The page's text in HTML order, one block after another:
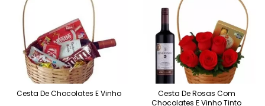
Cesta De Chocolates E Vinho
Cesta De Rosas Com
Chocolates E Vinho Tinto